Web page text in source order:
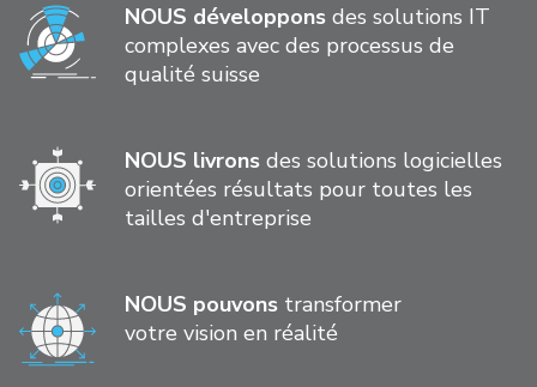
NOUS développons des solutions IT
complexes avec des processus de
qualité suisse
NOUS livrons des solutions logicielles
orientées résultats pour toutes les
tailles d'entreprise
NOUS pouvons transformer
votre vision en réalité